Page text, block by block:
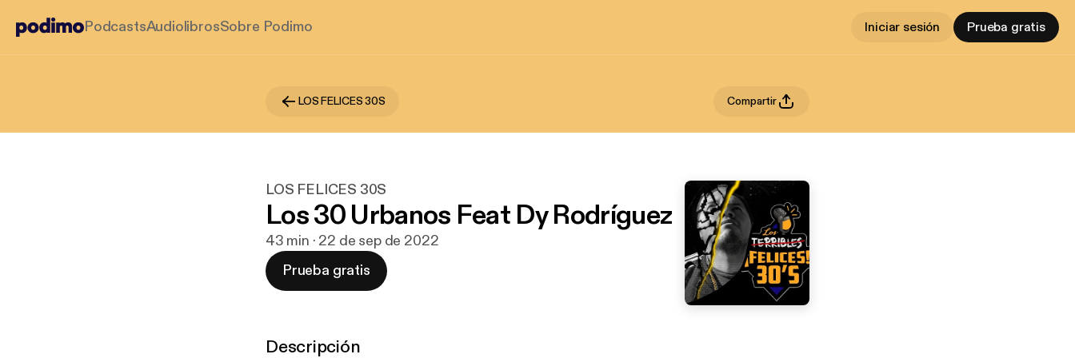
PodcastsAudiolibrosSobre Podimo Iniciar sesión Prueba gratis
LOS FELICES 30S Compartir
LOS FELICES 30S
Los 30 Urbanos Feat Dy Rodríguez
43 min · 22 de sep de 2022
Prueba gratis
Descripción